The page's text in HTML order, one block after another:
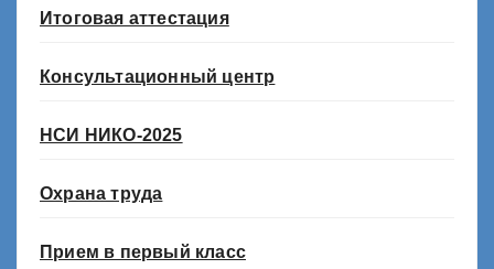
Итоговая аттестация
Консультационный центр
НСИ НИКО-2025
Охрана труда
Прием в первый класс